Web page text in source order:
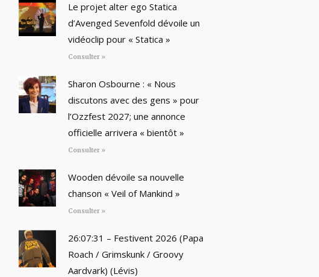
Le projet alter ego Statica
d’Avenged Sevenfold dévoile un
vidéoclip pour « Statica »
Consulter »
Sharon Osbourne : « Nous
discutons avec des gens » pour
l’Ozzfest 2027; une annonce
officielle arrivera « bientôt »
Consulter »
Wooden dévoile sa nouvelle
chanson « Veil of Mankind »
Consulter »
26:07:31 – Festivent 2026 (Papa
Roach / Grimskunk / Groovy
Aardvark) (Lévis)